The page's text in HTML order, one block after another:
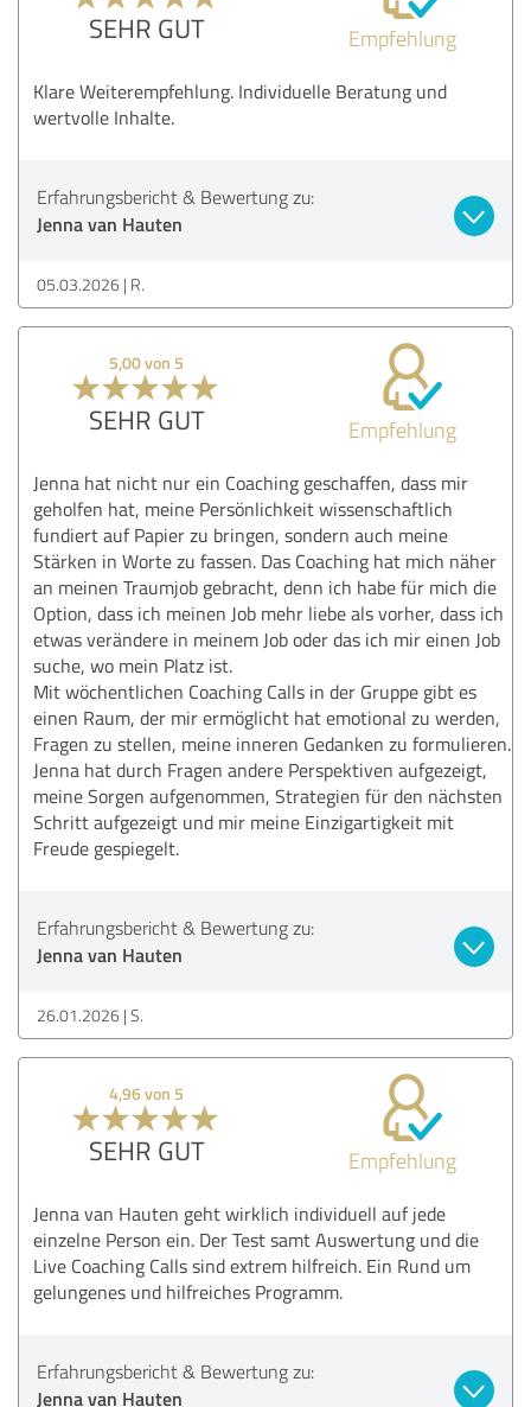
SEHR GUT Empfehlung
Klare Weiterempfehlung. Individuelle Beratung und
wertvolle Inhalte.
Erfahrungsbericht & Bewertung zu:
Jenna van Hauten
05.03.2026 R.
5,00 von 5
SEHR GUT Empfehlung
Jenna hat nicht nur ein Coaching geschaffen, dass mir
geholfen hat, meine Persönlichkeit wissenschaftlich
fundiert auf Papier zu bringen, sondern auch meine
Stärken in Worte zu fassen. Das Coaching hat mich näher
an meinen Traumjob gebracht, denn ich habe für mich die
Option, dass ich meinen Job mehr liebe als vorher, dass ich
etwas verändere in meinem Job oder das ich mir einen Job
suche, wo mein Platz ist.
Mit wöchentlichen Coaching Calls in der Gruppe gibt es
einen Raum, der mir ermöglicht hat emotional zu werden,
Fragen zu stellen, meine inneren Gedanken zu formulieren.
Jenna hat durch Fragen andere Perspektiven aufgezeigt,
meine Sorgen aufgenommen, Strategien für den nächsten
Schritt aufgezeigt und mir meine Einzigartigkeit mit
Freude gespiegelt.
Erfahrungsbericht & Bewertung zu:
Jenna van Hauten
26.01.2026 S.
4,96 von 5
SEHR GUT Empfehlung
Jenna van Hauten geht wirklich individuell auf jede
einzelne Person ein. Der Test samt Auswertung und die
Live Coaching Calls sind extrem hilfreich. Ein Rund um
gelungenes und hilfreiches Programm.
Erfahrungsbericht & Bewertung zu:
Jenna van Hauten